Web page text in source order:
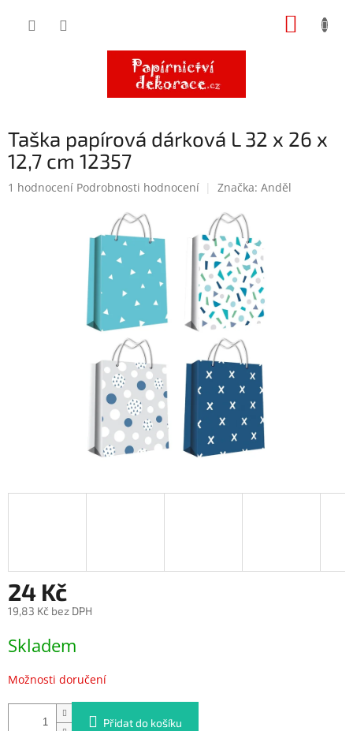
Taška papírová dárková L 32 x 26 x
12,7 cm 12357
Průměrné
1 hodnocení Podrobnosti hodnocení Značka: Anděl
24 Kč
19,83 Kč bez DPH
cena:
Skladem
Možnosti doručení
Přidat do košíku